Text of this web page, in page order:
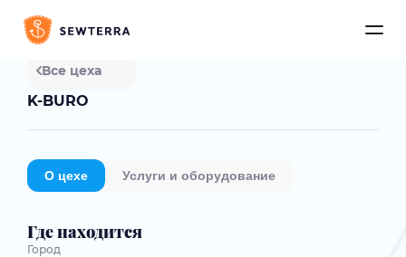
Все цеха
K-BURO
О цехе Услуги и оборудование
Где находится
Город